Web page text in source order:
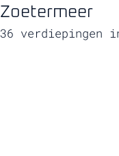
Zoetermeer
36 verdiepingen